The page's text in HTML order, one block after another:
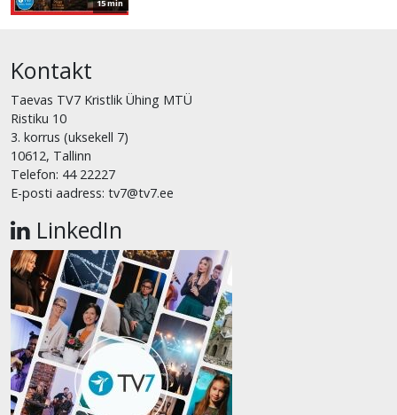
15 min
Kontakt
Taevas TV7 Kristlik Ühing MTÜ
Ristiku 10
3. korrus (uksekell 7)
10612, Tallinn
Telefon: 44 22227
E-posti aadress: tv7@tv7.ee
LinkedIn